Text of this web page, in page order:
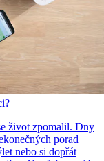
život zpomalil. Dny
porad
nebo si dopřát